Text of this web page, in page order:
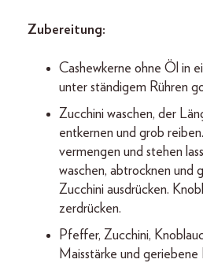
Zubereitung:
Cashewkerne ohne Öl in
unter ständigem Rühren
Zucchini waschen, der
entkernen und grob
vermengen und stehen
waschen, abtrocknen und
Zucchini ausdrücken.
zerdrücken.
Pfeffer, Zucchini,
Mais­stärke und